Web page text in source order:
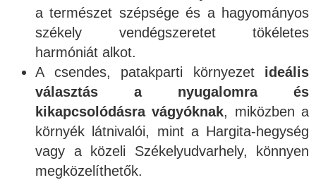
a természet szépsége és a hagyományos
székely vendégszeretet tökéletes
harmóniát alkot.
A csendes, patakparti környezet ideális
választás a nyugalomra és
kikapcsolódásra vágyóknak, miközben a
környék látnivalói, mint a Hargita-hegység
vagy a közeli Székelyudvarhely, könnyen
megközelíthetők.